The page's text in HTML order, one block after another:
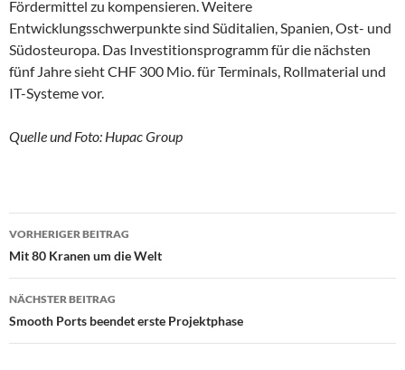
Fördermittel zu kompensieren. Weitere
Entwicklungsschwerpunkte sind Süditalien, Spanien, Ost- und
Südosteuropa. Das Investitionsprogramm für die nächsten
fünf Jahre sieht CHF 300 Mio. für Terminals, Rollmaterial und
IT-Systeme vor.
Quelle und Foto: Hupac Group
Beitragsnavigation
VORHERIGER BEITRAG
Mit 80 Kranen um die Welt
NÄCHSTER BEITRAG
Smooth Ports beendet erste Projektphase